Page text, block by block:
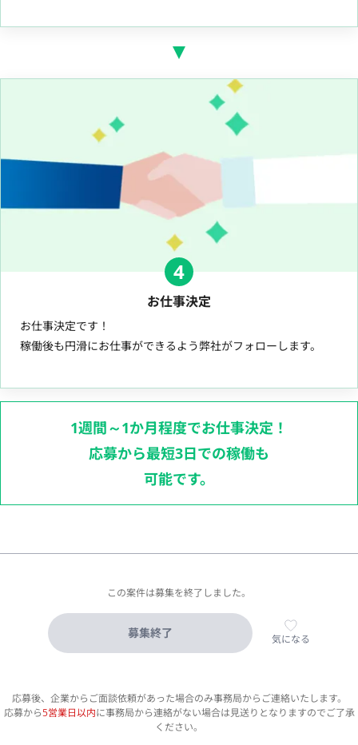
4
お仕事決定
お仕事決定です！
稼働後も円滑にお仕事ができるよう弊社がフォローします。
1週間～1か月程度でお仕事決定！
応募から最短3日での稼働も
可能です。
この案件は募集を終了しました。
募集終了 気になる
応募後、企業からご面談依頼があった場合のみ事務局からご連絡いたします。
応募から5営業日以内に事務局から連絡がない場合は見送りとなりますのでご了承
ください。